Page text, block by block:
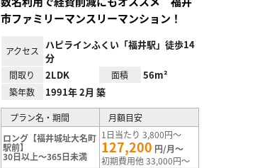
市ファミリーマンスリーマンション！
アクセス
ハピラインふくい「福井駅」徒歩14
分
間取り 2LDK 面積 56m²
築年数 1991年 2月 築
プラン名・期間
月額目安
ロング【福井城址大名町
駅前】
30日以上～365日未満
1日当たり 3,800円～
127,200 円/月～
初期費用他 33,000円～